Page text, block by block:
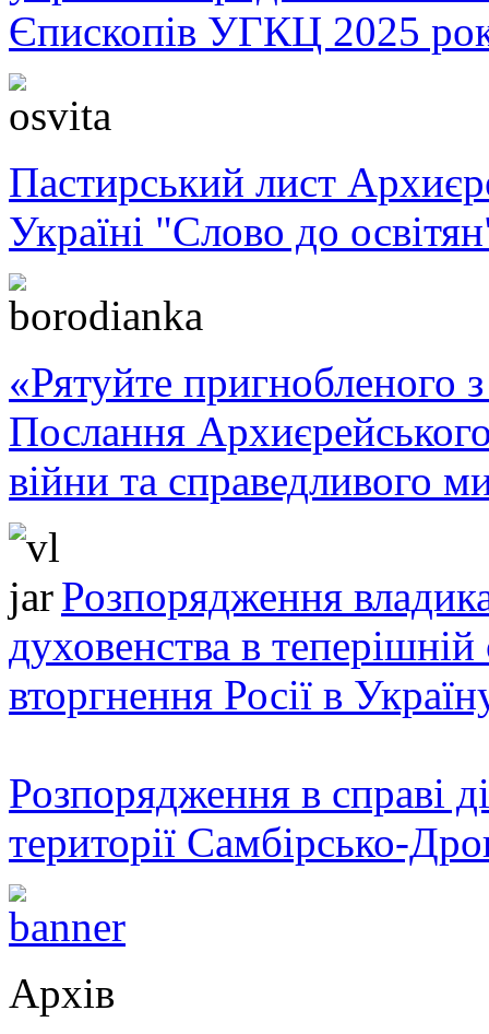
Єпископів УГКЦ 2025
Пастирський лист
Україні "Слово до
«Рятуйте пригнобленого
Послання
війни та справедливого
Розпорядження
духовенства в теперішній
вторгнення Росії в
Розпорядження в справі
території Самбірсько-
Архів